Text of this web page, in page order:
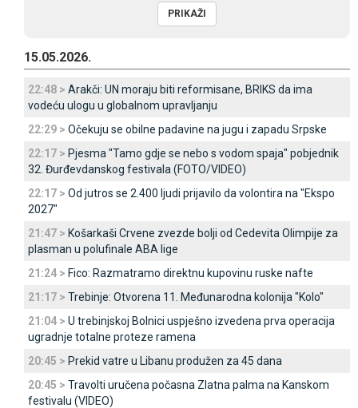
15.05.2026.
22:48 > Arakči: UN moraju biti reformisane, BRIKS da ima
vodeću ulogu u globalnom upravljanju
22:29 > Očekuju se obilne padavine na jugu i zapadu Srpske
22:17 > Pjesma "Tamo gdje se nebo s vodom spaja" pobjednik
32. Đurđevdanskog festivala (FOTO/VIDEO)
22:17 > Od jutros se 2.400 ljudi prijavilo da volontira na "Ekspo
2027"
21:47 > Košarkaši Crvene zvezde bolji od Cedevita Olimpije za
plasman u polufinale ABA lige
21:24 > Fico: Razmatramo direktnu kupovinu ruske nafte
21:17 > Trebinje: Otvorena 11. Međunarodna kolonija "Kolo"
21:04 > U trebinjskoj Bolnici uspješno izvedena prva operacija
ugradnje totalne proteze ramena
20:45 > Prekid vatre u Libanu produžen za 45 dana
20:45 > Travolti uručena počasna Zlatna palma na Kanskom
festivalu (VIDEO)